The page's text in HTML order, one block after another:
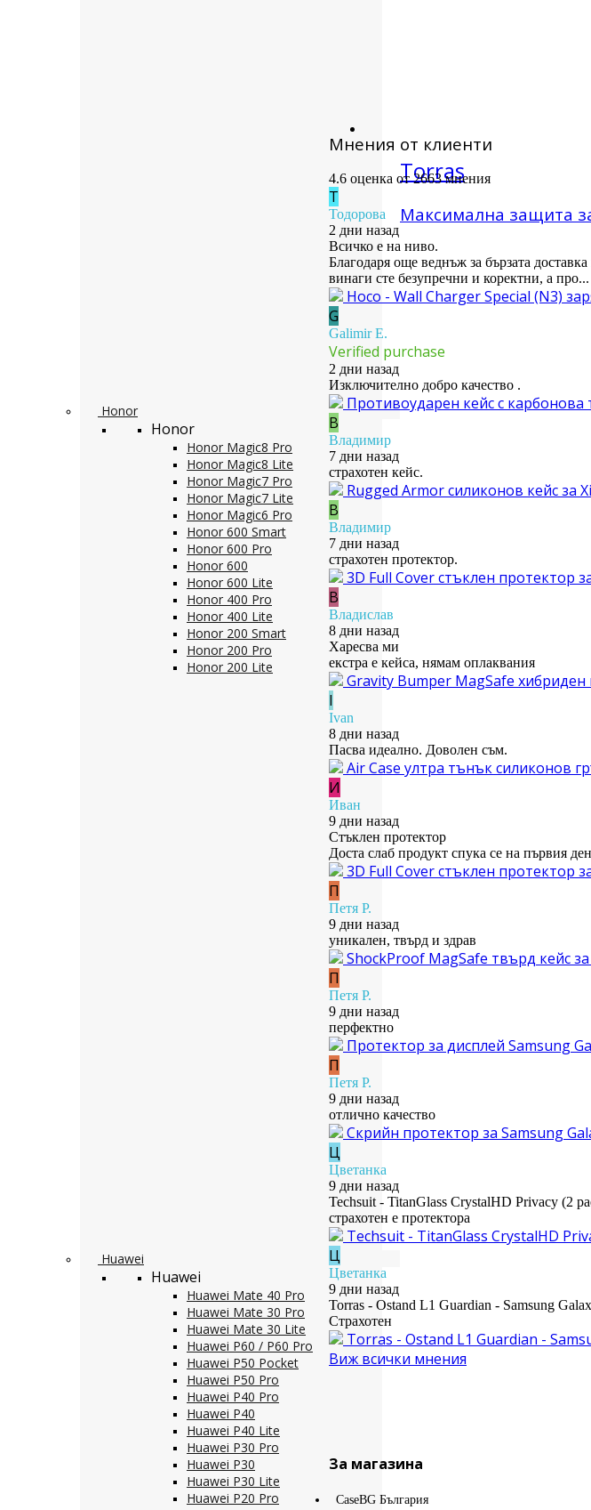
Honor
Honor
Honor Magic8 Pro
Honor Magic8 Lite
Honor Magic7 Pro
Honor Magic7 Lite
Honor Magic6 Pro
Honor 600 Smart
Honor 600 Pro
Honor 600
Honor 600 Lite
Honor 400 Pro
Honor 400 Lite
Honor 200 Smart
Honor 200 Pro
Honor 200 Lite
Huawei
Huawei
Huawei Mate 40 Pro
Huawei Mate 30 Pro
Huawei Mate 30 Lite
Huawei P60 / P60 Pro
Huawei P50 Pocket
Huawei P50 Pro
Huawei P40 Pro
Huawei P40
Huawei P40 Lite
Huawei P30 Pro
Huawei P30
Huawei P30 Lite
Huawei P20 Pro
Torras
Максимална защита
Мнения от клиенти
4.6 оценка от 2663 мнения
Т
Тодорова
2 дни назад
Всичко е на ниво.
Благодаря още веднъж за бързата
винаги сте безупречни и коректни, а про...
Hoco - Wall Charger Special (N3)
G
Galimir E.
Verified purchase
2 дни назад
Изключително добро качество .
Противоударен кейс с карбонова
В
Владимир
7 дни назад
страхотен кейс.
Rugged Armor силиконов кейс за
В
Владимир
7 дни назад
страхотен протектор.
3D Full Cover стъклен протектор
В
Владислав
8 дни назад
Харесва ми
екстра е кейса, нямам оплаквания
Gravity Bumper MagSafe хибриден
I
Ivan
8 дни назад
Пасва идеално. Доволен съм.
Air Case ултра тънък силиконов
И
Иван
9 дни назад
Стъклен протектор
Доста слаб продукт спука се на първия
3D Full Cover стъклен протектор
П
Петя Р.
9 дни назад
уникален, твърд и здрав
ShockProof MagSafe твърд кейс
П
Петя Р.
9 дни назад
перфектно
Протектор за дисплей Samsung
П
Петя Р.
9 дни назад
отлично качество
Скрийн протектор за Samsung
Ц
Цветанка
9 дни назад
Techsuit - TitanGlass CrystalHD Privacy (2
страхотен е протектора
Techsuit - TitanGlass CrystalHD
Ц
Цветанка
9 дни назад
Torras - Ostand L1 Guardian - Samsung
Страхотен
Torras - Ostand L1 Guardian -
Виж всички мнения
За магазина
CaseBG България